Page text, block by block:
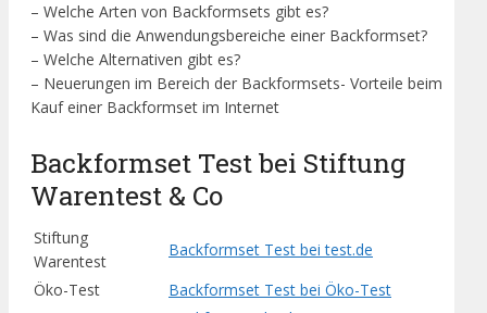
– Welche Arten von Backformsets gibt es?
– Was sind die Anwendungsbereiche einer Backformset?
– Welche Alternativen gibt es?
– Neuerungen im Bereich der Backformsets- Vorteile beim
Kauf einer Backformset im Internet
Backformset Test bei Stiftung
Warentest & Co
Stiftung
Warentest
Backformset Test bei test.de
Öko-Test
Backformset Test bei Öko-Test